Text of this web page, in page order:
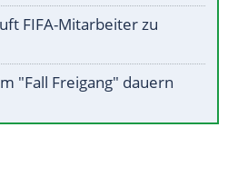
FIFA-Mitarbeiter zu
"Fall Freigang" dauern